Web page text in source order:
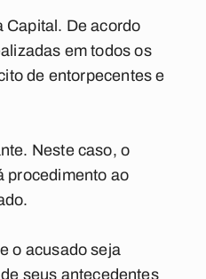
Capital. De acordo
em todos os
de entorpecentes e
Neste caso, o
procedimento ao
o acusado seja
seus antecedentes